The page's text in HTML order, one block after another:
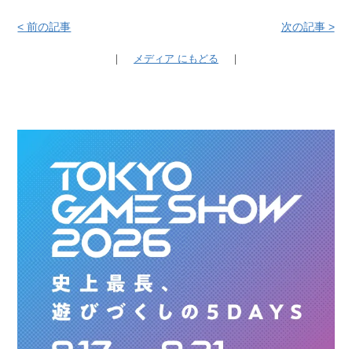
< 前の記事 次の記事 >
｜ メディア にもどる ｜